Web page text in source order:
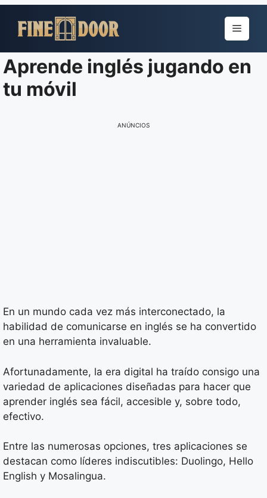
para
conteúdo
Menu
Aprende inglés jugando en
tu móvil
ANÚNCIOS
En un mundo cada vez más interconectado, la
habilidad de comunicarse en inglés se ha convertido
en una herramienta invaluable.
Afortunadamente, la era digital ha traído consigo una
variedad de aplicaciones diseñadas para hacer que
aprender inglés sea fácil, accesible y, sobre todo,
efectivo.
Entre las numerosas opciones, tres aplicaciones se
destacan como líderes indiscutibles: Duolingo, Hello
English y Mosalingua.